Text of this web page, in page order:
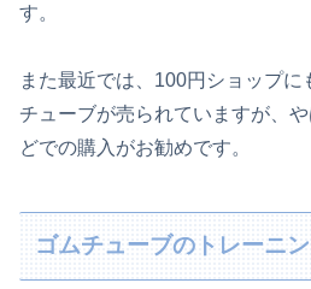
す。
また最近では、100円ショップ
チューブが売られていますが、
どでの購入がお勧めです。
ゴムチューブのトレーニ